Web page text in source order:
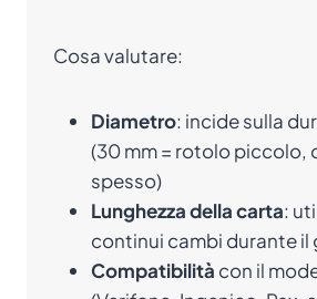
Cosa valutare:
Diametro: incide sulla
(30 mm = rotolo piccolo,
spesso)
Lunghezza della carta:
continui cambi durante il
Compatibilità con il